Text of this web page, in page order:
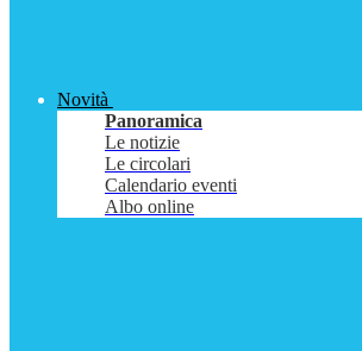
Novità
Panoramica
Le notizie
Le circolari
Calendario eventi
Albo online